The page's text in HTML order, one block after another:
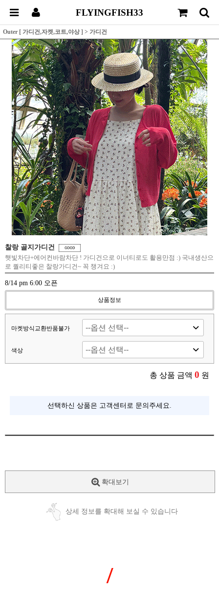
FLYINGFISH33
Outer [ 가디건,자켓,코트,야상 ] > 가디건
찰랑 골지가디건
햇빛차단+에어컨바람차단 ! 가디건으로 이너티로도 활용만점 :) 국내생산으
로 퀄리티좋은 찰랑가디건~ 꼭 챙겨요 :)
8/14 pm 6:00 오픈
상품정보
마켓방식교환반품불가
색상
총 상품 금액 0 원
선택하신 상품은 고객센터로 문의주세요.
확대보기
상세 정보를 확대해 보실 수 있습니다
/